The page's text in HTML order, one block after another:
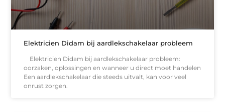
Elektricien Didam bij aardlekschakelaar probleem
Elektricien Didam bij aardlekschakelaar probleem:
oorzaken, oplossingen en wanneer u direct moet handelen
Een aardlekschakelaar die steeds uitvalt, kan voor veel
onrust zorgen.